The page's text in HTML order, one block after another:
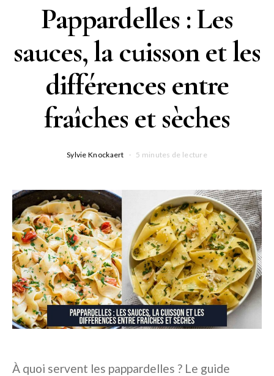
Pappardelles : Les
sauces, la cuisson et les
différences entre
fraîches et sèches
Sylvie Knockaert 5 minutes de lecture
À quoi servent les pappardelles ? Le guide